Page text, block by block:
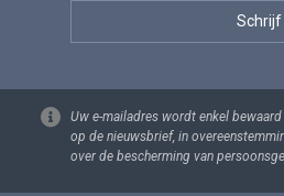
Uw e-mailadres wordt enkel
op de nieuwsbrief, in
over de bescherming van